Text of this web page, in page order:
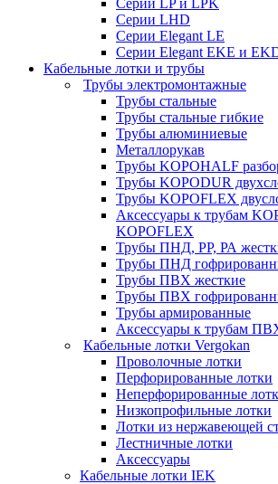
Серии LHD
Серии Elegant LE
Серии Elegant EKE и
Кабельные лотки и трубы
Трубы электромонтажные
Трубы стальные
Трубы стальные гибкие
Трубы алюминиевые
Металлорукав
Трубы KOPOHALF
Трубы KOPODUR
Трубы KOPOFLEX
Аксессуары к трубам
KOPOFLEX
Трубы ПНД, РР, РА
Трубы ПНД
Трубы ПВХ жесткие
Трубы ПВХ
Трубы армированные
Аксессуары к трубам
Кабельные лотки Vergokan
Проволочные лотки
Перфорированные лотки
Неперфорированные
Низкопрофильные лотки
Лотки из нержавеющей
Лестничные лотки
Аксессуары
Кабельные лотки IEK